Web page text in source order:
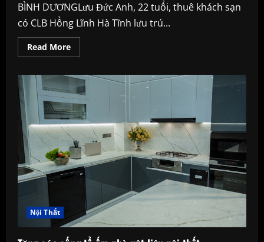
BÌNH DƯƠNGLưu Đức Anh, 22 tuổi, thuê khách sạn
có CLB Hồng Lĩnh Hà Tĩnh lưu trú...
Read MoreRead
more
cầu
thủ
Hà
Tĩnh
bị
trộm
đồng
hồ
Rolex,
kim
cương
Nội Thất